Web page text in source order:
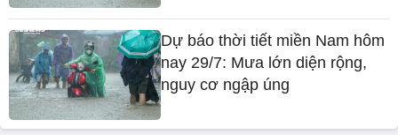
Dự báo thời tiết miền Nam hôm
nay 29/7: Mưa lớn diện rộng,
nguy cơ ngập úng